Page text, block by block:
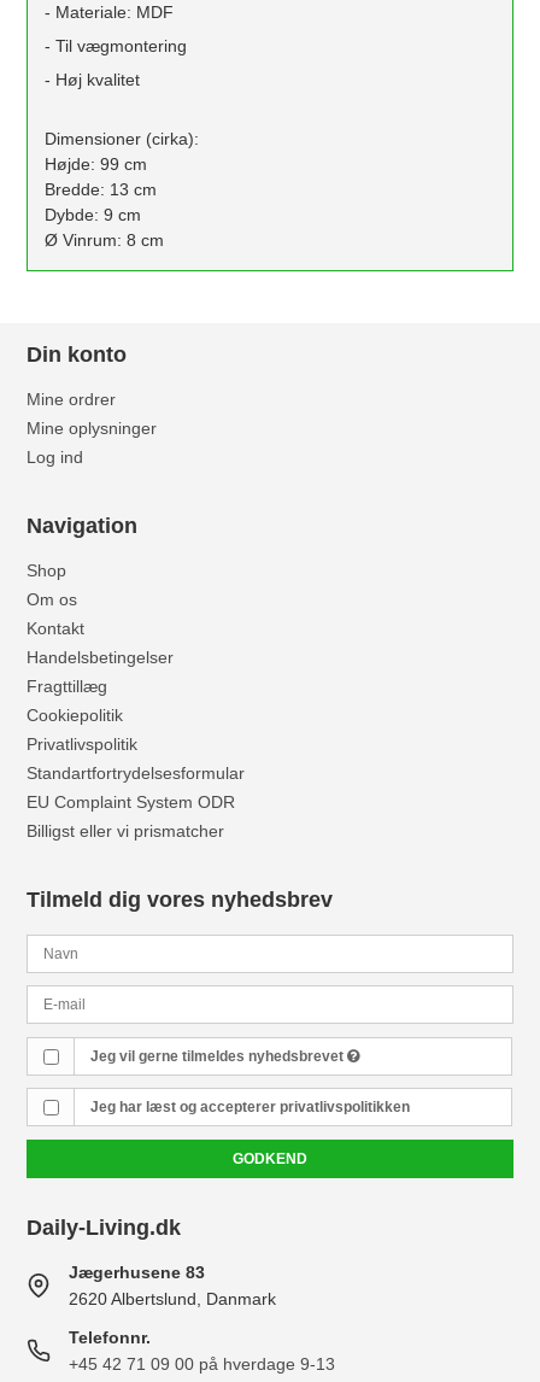
- Materiale: MDF
- Til vægmontering
- Høj kvalitet
Dimensioner (cirka):
Højde: 99 cm
Bredde: 13 cm
Dybde: 9 cm
Ø Vinrum: 8 cm
Din konto
Mine ordrer
Mine oplysninger
Log ind
Navigation
Shop
Om os
Kontakt
Handelsbetingelser
Fragttillæg
Cookiepolitik
Privatlivspolitik
Standartfortrydelsesformular
EU Complaint System ODR
Billigst eller vi prismatcher
Tilmeld dig vores nyhedsbrev
Jeg vil gerne tilmeldes nyhedsbrevet
Jeg har læst og accepterer privatlivspolitikken
GODKEND
Daily-Living.dk
Jægerhusene 83
2620 Albertslund, Danmark
Telefonnr.
+45 42 71 09 00 på hverdage 9-13